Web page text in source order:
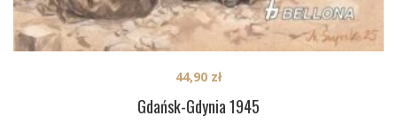
Gdańsk-Gdynia 1945
44,90 zł